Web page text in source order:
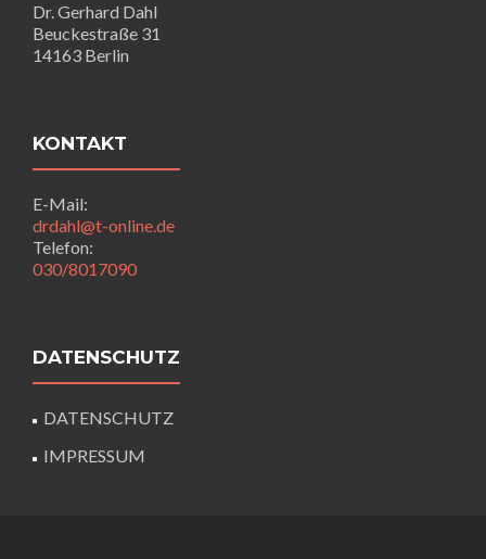
Dr. Gerhard Dahl
Beuckestraße 31
14163 Berlin
KONTAKT
E-Mail:
drdahl@t-online.de
Telefon:
030/8017090
DATENSCHUTZ
DATENSCHUTZ
IMPRESSUM